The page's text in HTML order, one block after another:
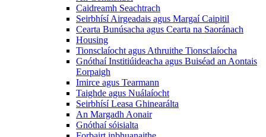
Caidreamh Seachtrach
Seirbhísí Airgeadais agus Margaí Caipitil
Cearta Bunúsacha agus Cearta na Saoránach
Housing
Tionsclaíocht agus Athruithe Tionsclaíocha
Gnóthaí Institiúideacha agus Buiséad an Aontais
Eorpaigh
Imirce agus Tearmann
Taighde agus Nuálaíocht
Seirbhísí Leasa Ghinearálta
An Margadh Aonair
Gnóthaí sóisialta